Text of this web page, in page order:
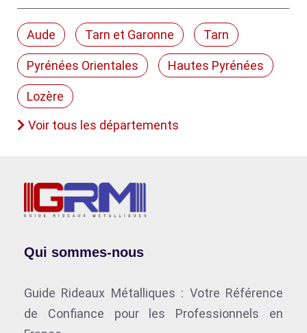
Aude Tarn et Garonne Tarn
Pyrénées Orientales Hautes Pyrénées
Lozère
Voir tous les départements
Qui sommes-nous
Guide Rideaux Métalliques : Votre Référence
de Confiance pour les Professionnels en